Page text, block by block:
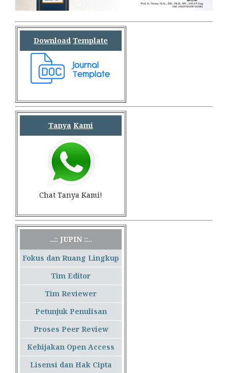
Download Template
Tanya Kami
Chat Tanya Kami!
..:: JUPIN ::..
Fokus dan Ruang Lingkup
Tim Editor
Tim Reviewer
Petunjuk Penulisan
Proses Peer Review
Kebijakan Open Access
Lisensi dan Hak Cipta